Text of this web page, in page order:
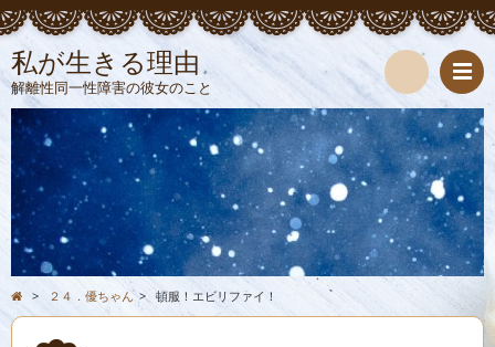
私が生きる理由
解離性同一性障害の彼女のこと
検
索
> ２４．優ちゃん > 頓服！エビリファイ！